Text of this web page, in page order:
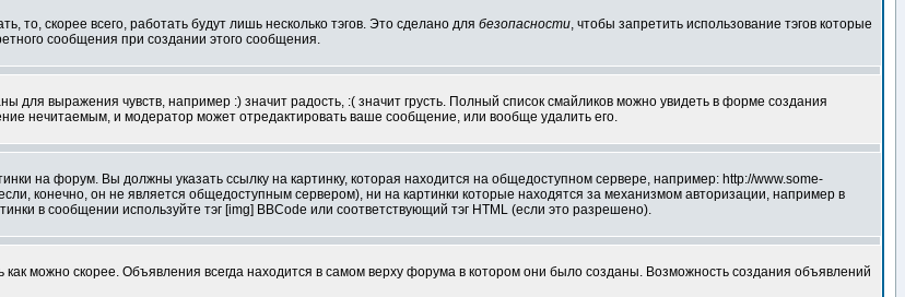
то, скорее всего, работать будут лишь несколько тэгов. Это сделано для безопасности, чтобы запретить использование тэгов которые
сообщения при создании этого сообщения.
для выражения чувств, например :) значит радость, :( значит грусть. Полный список смайликов можно увидеть в форме создания
нечитаемым, и модератор может отредактировать ваше сообщение, или вообще удалить его.
на форум. Вы должны указать ссылку на картинку, которая находится на общедоступном сервере, например: http://www.some-
конечно, он не является общедоступным сервером), ни на картинки которые находятся за механизмом авторизации, например в
в сообщении используйте тэг [img] BBCode или соответствующий тэг HTML (если это разрешено).
можно скорее. Объявления всегда находится в самом верху форума в котором они было созданы. Возможность создания объявлений